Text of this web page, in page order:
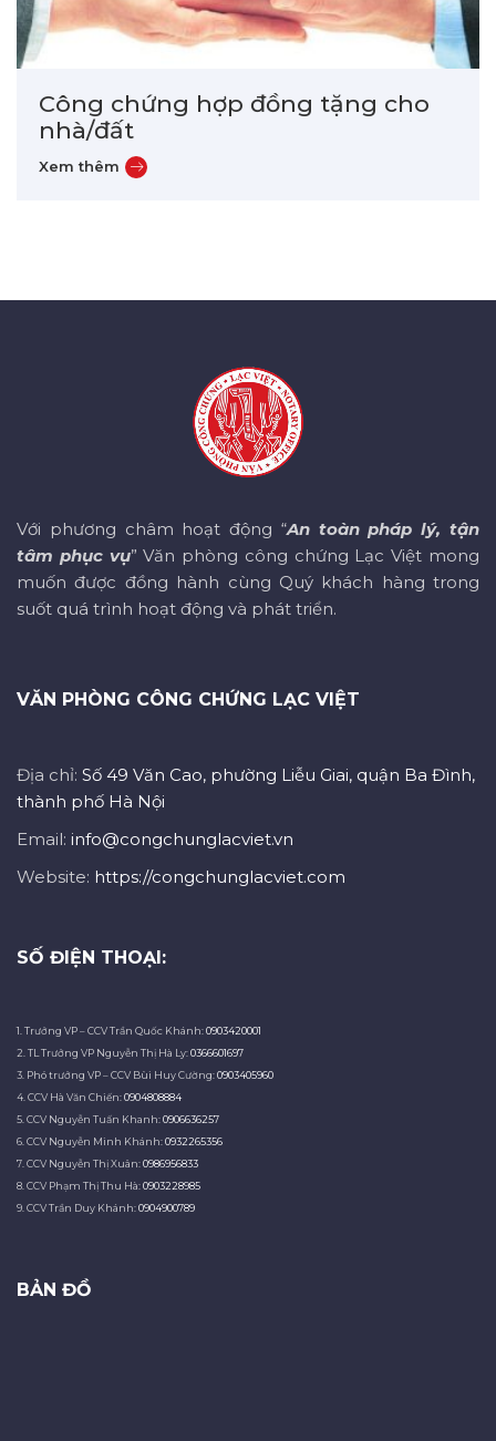
Công chứng hợp đồng tặng cho
nhà/đất
Với phương châm hoạt động “An toàn pháp lý, tận
tâm phục vụ” Văn phòng công chứng Lạc Việt mong
muốn được đồng hành cùng Quý khách hàng trong
suốt quá trình hoạt động và phát triển.
VĂN PHÒNG CÔNG CHỨNG LẠC VIỆT
Địa chỉ: Số 49 Văn Cao, phường Liễu Giai, quận Ba Đình,
thành phố Hà Nội
Email: info@congchunglacviet.vn
Website: https://congchunglacviet.com
SỐ ĐIỆN THOẠI:
1. Trưởng VP – CCV Trần Quốc Khánh:0903420001
2. TL Trưởng VP Nguyễn Thị Hà Ly:0366601697
3. Phó trưởng VP – CCV Bùi Huy Cường:0903405960
4. CCV Hà Văn Chiến:0904808884
5. CCV Nguyễn Tuấn Khanh:0906636257
6. CCV Nguyễn Minh Khánh:0932265356
7. CCV Nguyễn Thị Xuân:0986956833
8. CCV Phạm Thị Thu Hà:0903228985
9. CCV Trần Duy Khánh:0904900789
BẢN ĐỒ